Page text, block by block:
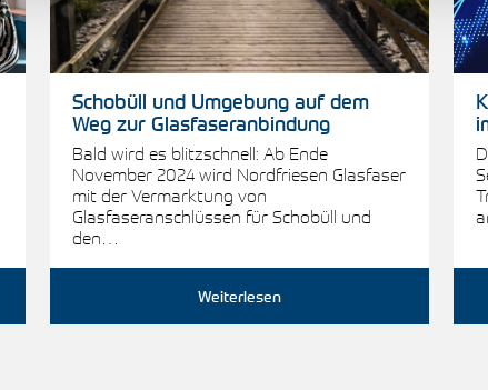
Schobüll und Umgebung auf dem
Weg zur Glasfaseranbindung
Bald wird es blitzschnell: Ab Ende
November 2024 wird Nordfriesen Glasfaser
mit der Vermarktung von
Glasfaseranschlüssen für Schobüll und
den…
Weiterlesen